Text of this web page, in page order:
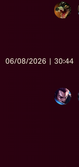
06/08/2026 | 30:44